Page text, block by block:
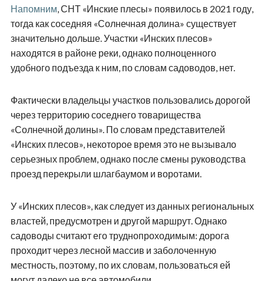
Напомним, СНТ «Инские плесы» появилось в 2021 году,
тогда как соседняя «Солнечная долина» существует
значительно дольше. Участки «Инских плесов»
находятся в районе реки, однако полноценного
удобного подъезда к ним, по словам садоводов, нет.
Фактически владельцы участков пользовались дорогой
через территорию соседнего товарищества
«Солнечной долины». По словам представителей
«Инских плесов», некоторое время это не вызывало
серьезных проблем, однако после смены руководства
проезд перекрыли шлагбаумом и воротами.
У «Инских плесов», как следует из данных региональных
властей, предусмотрен и другой маршрут. Однако
садоводы считают его труднопроходимым: дорога
проходит через лесной массив и заболоченную
местность, поэтому, по их словам, пользоваться ей